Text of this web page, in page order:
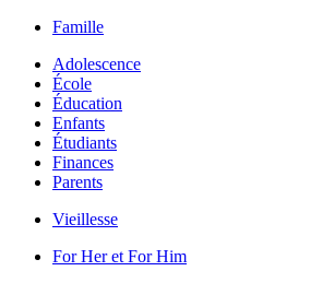
Famille
Adolescence
École
Éducation
Enfants
Étudiants
Finances
Parents
Vieillesse
For Her et For Him